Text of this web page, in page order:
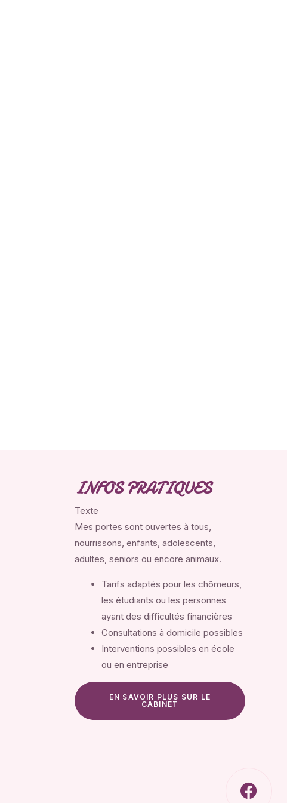
INFOS PRATIQUES
Texte
Mes portes sont ouvertes à tous,
nourrissons, enfants, adolescents,
adultes, seniors ou encore animaux.
Tarifs adaptés pour les chômeurs,
les étudiants ou les personnes
ayant des difficultés financières
Consultations à domicile possibles
Interventions possibles en école
ou en entreprise
EN SAVOIR PLUS SUR LE
CABINET